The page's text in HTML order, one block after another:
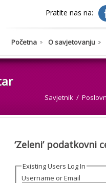
Pratite nas na:
Početna O savjetovanju
Savjetnik
‘Zeleni’ podatkovni
Existing Users Log In
Username or Email